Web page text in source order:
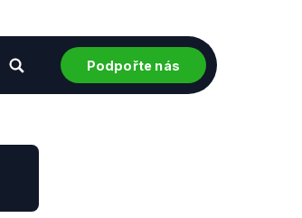
Podpořte nás